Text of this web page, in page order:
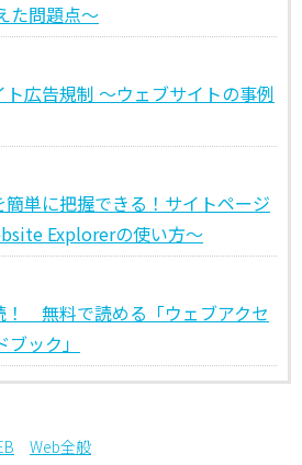
た問題点～
広告規制 〜ウェブサイトの事例
単に把握できる！サイトページ
Explorerの使い⽅〜
！ 無料で読める「ウェブアクセ
ック」
Web全般